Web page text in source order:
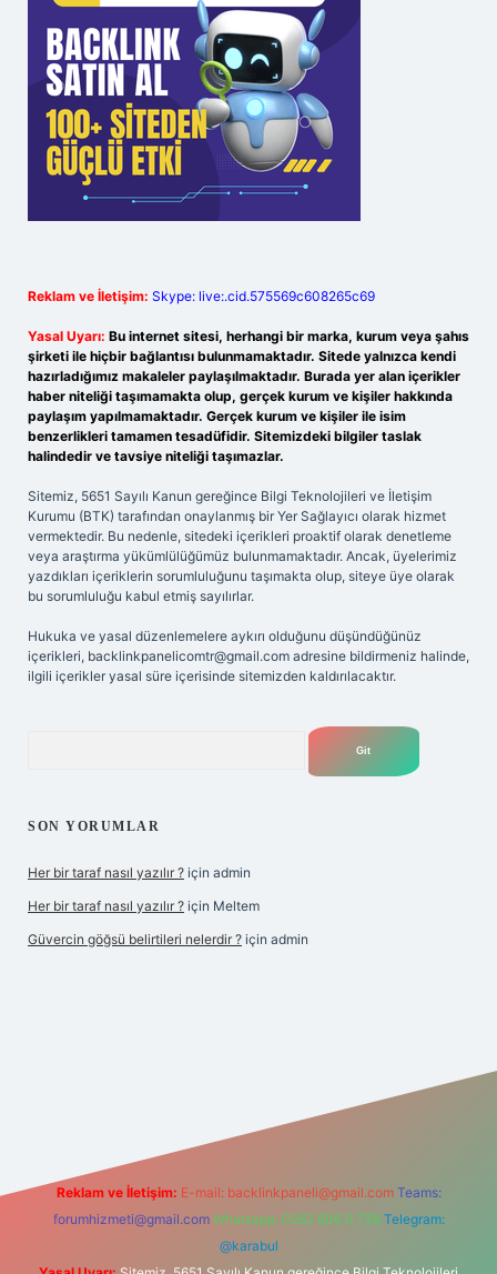
Reklam ve İletişim: Skype: live:.cid.575569c608265c69
Yasal Uyarı: Bu internet sitesi, herhangi bir marka, kurum veya şahıs
şirketi ile hiçbir bağlantısı bulunmamaktadır. Sitede yalnızca kendi
hazırladığımız makaleler paylaşılmaktadır. Burada yer alan içerikler
haber niteliği taşımamakta olup, gerçek kurum ve kişiler hakkında
paylaşım yapılmamaktadır. Gerçek kurum ve kişiler ile isim
benzerlikleri tamamen tesadüfidir. Sitemizdeki bilgiler taslak
halindedir ve tavsiye niteliği taşımazlar.
Sitemiz, 5651 Sayılı Kanun gereğince Bilgi Teknolojileri ve İletişim
Kurumu (BTK) tarafından onaylanmış bir Yer Sağlayıcı olarak hizmet
vermektedir. Bu nedenle, sitedeki içerikleri proaktif olarak denetleme
veya araştırma yükümlülüğümüz bulunmamaktadır. Ancak, üyelerimiz
yazdıkları içeriklerin sorumluluğunu taşımakta olup, siteye üye olarak
bu sorumluluğu kabul etmiş sayılırlar.
Hukuka ve yasal düzenlemelere aykırı olduğunu düşündüğünüz
içerikleri, backlinkpanelicomtr@gmail.com adresine bildirmeniz halinde,
ilgili içerikler yasal süre içerisinde sitemizden kaldırılacaktır.
SON YORUMLAR
Her bir taraf nasıl yazılır ? için admin
Her bir taraf nasıl yazılır ? için Meltem
Güvercin göğsü belirtileri nelerdir ? için admin
Reklam ve İletişim: E-mail: backlinkpaneli@gmail.com Teams:
forumhizmeti@gmail.com Whatsapp: 0262 606 0 726 Telegram:
@karabul